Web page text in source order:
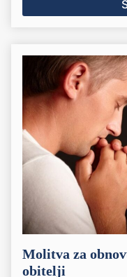
Molitva za
obitelji